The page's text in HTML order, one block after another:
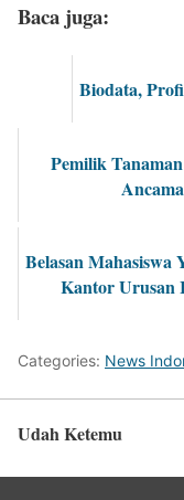
Baca juga:
Biodata,
Pemilik
Belasan Mahasiswa
Kantor Urusan
Categories: News
Udah Ketemu